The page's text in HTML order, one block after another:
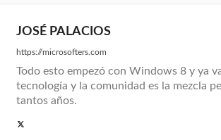
JOSÉ PALACIOS
https://microsofters.com
Todo esto empezó con Windows 8 y ya
tecnología y la comunidad es la mezcla
tantos años.